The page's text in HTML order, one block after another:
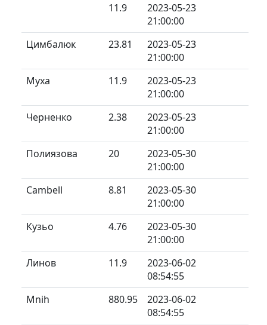
11.9
2023-05-23
21:00:00
Цимбалюк
23.81
2023-05-23
21:00:00
Муха
11.9
2023-05-23
21:00:00
Черненко
2.38
2023-05-23
21:00:00
Полиязова
20
2023-05-30
21:00:00
Cambell
8.81
2023-05-30
21:00:00
Кузьо
4.76
2023-05-30
21:00:00
Линов
11.9
2023-06-02
08:54:55
Mnih
880.95
2023-06-02
08:54:55